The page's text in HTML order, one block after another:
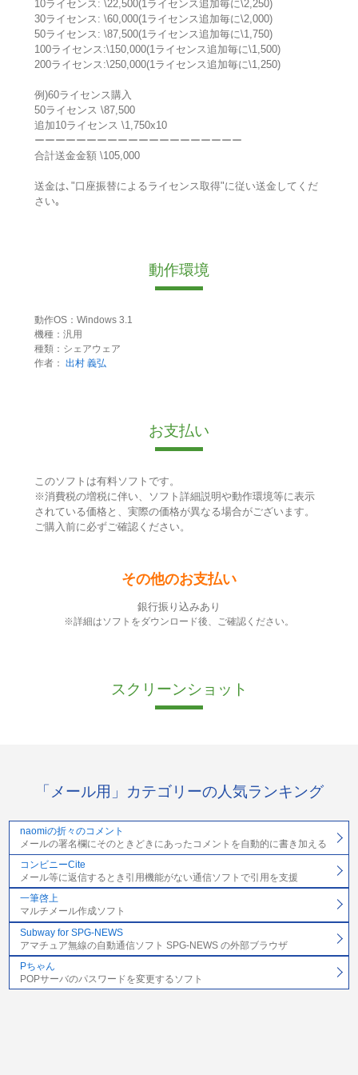
10ライセンス: \22,500(1ライセンス追加毎に\2,250)
30ライセンス: \60,000(1ライセンス追加毎に\2,000)
50ライセンス: \87,500(1ライセンス追加毎に\1,750)
100ライセンス:\150,000(1ライセンス追加毎に\1,500)
200ライセンス:\250,000(1ライセンス追加毎に\1,250)
例)60ライセンス購入
50ライセンス \87,500
追加10ライセンス \1,750x10
ーーーーーーーーーーーーーーーーーーーー
合計送金金額 \105,000
送金は､"口座振替によるライセンス取得"に従い送金してくだ
さい｡
動作環境
動作OS：Windows 3.1
機種：汎用
種類：シェアウェア
作者： 出村 義弘
お支払い
このソフトは有料ソフトです。
※消費税の増税に伴い、ソフト詳細説明や動作環境等に表示
されている価格と、実際の価格が異なる場合がございます。
ご購入前に必ずご確認ください。
その他のお支払い
銀行振り込みあり
※詳細はソフトをダウンロード後、ご確認ください。
スクリーンショット
「メール用」カテゴリーの人気ランキング
naomiの折々のコメント
メールの署名欄にそのときどきにあったコメントを自動的に書き加える
コンビニーCite
メール等に返信するとき引用機能がない通信ソフトで引用を支援
一筆啓上
マルチメール作成ソフト
Subway for SPG-NEWS
アマチュア無線の自動通信ソフト SPG-NEWS の外部ブラウザ
Pちゃん
POPサーバのパスワードを変更するソフト